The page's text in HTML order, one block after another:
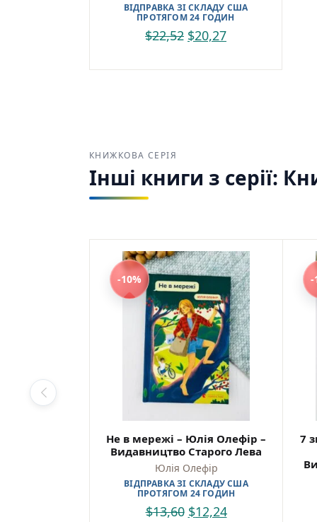
ВІДПРАВКА ЗІ СКЛАДУ США
ПРОТЯГОМ 24 ГОДИН
$22,52 $20,27
КНИЖКОВА СЕРІЯ
Інші книги з серії:
-10%
Не в мережі – Юлія Олефір –
Видавництво Старого Лева
Юлія Олефір
ВІДПРАВКА ЗІ СКЛАДУ США
ПРОТЯГОМ 24 ГОДИН
$13,60 $12,24
-
7